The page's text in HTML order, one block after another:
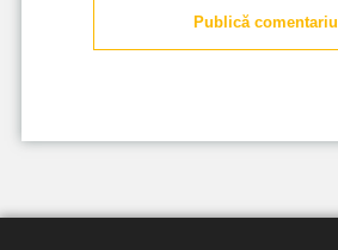
Publică comentariul